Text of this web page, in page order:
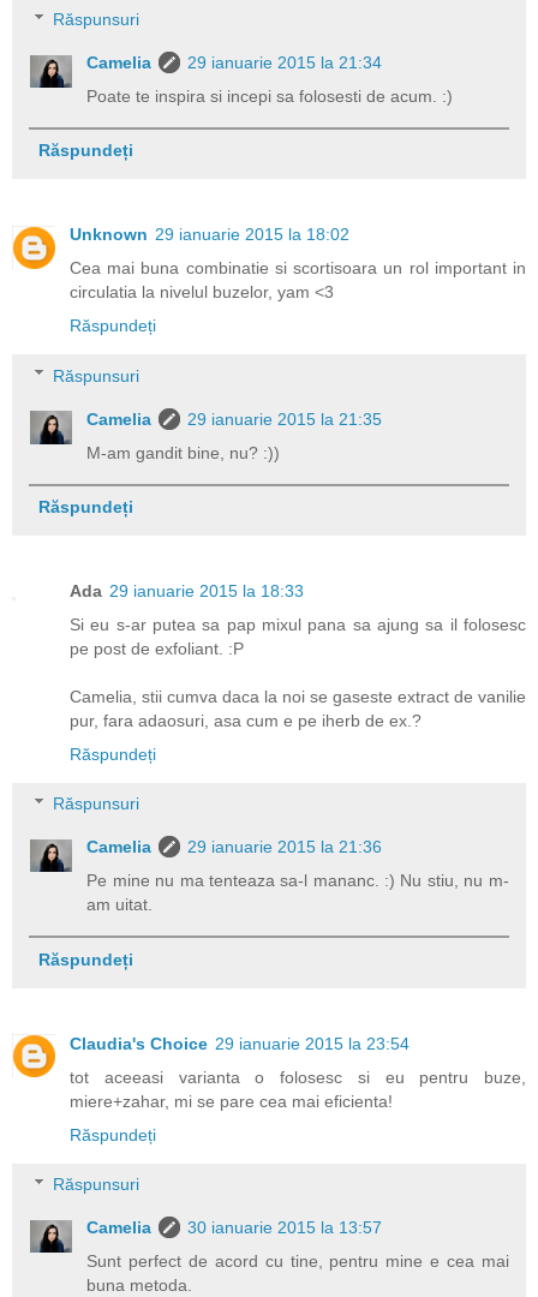
Răspunsuri
Camelia
29 ianuarie 2015 la 21:34
Poate te inspira si incepi sa folosesti de acum. :)
Răspundeți
Unknown 29 ianuarie 2015 la 18:02
Cea mai buna combinatie si scortisoara un rol important in
circulatia la nivelul buzelor, yam <3
Răspundeți
Răspunsuri
Camelia
29 ianuarie 2015 la 21:35
M-am gandit bine, nu? :))
Răspundeți
Ada 29 ianuarie 2015 la 18:33
Si eu s-ar putea sa pap mixul pana sa ajung sa il folosesc
pe post de exfoliant. :P
Camelia, stii cumva daca la noi se gaseste extract de vanilie
pur, fara adaosuri, asa cum e pe iherb de ex.?
Răspundeți
Răspunsuri
Camelia
29 ianuarie 2015 la 21:36
Pe mine nu ma tenteaza sa-l mananc. :) Nu stiu, nu m-
am uitat.
Răspundeți
Claudia's Choice 29 ianuarie 2015 la 23:54
tot aceeasi varianta o folosesc si eu pentru buze,
miere+zahar, mi se pare cea mai eficienta!
Răspundeți
Răspunsuri
Camelia
30 ianuarie 2015 la 13:57
Sunt perfect de acord cu tine, pentru mine e cea mai
buna metoda.